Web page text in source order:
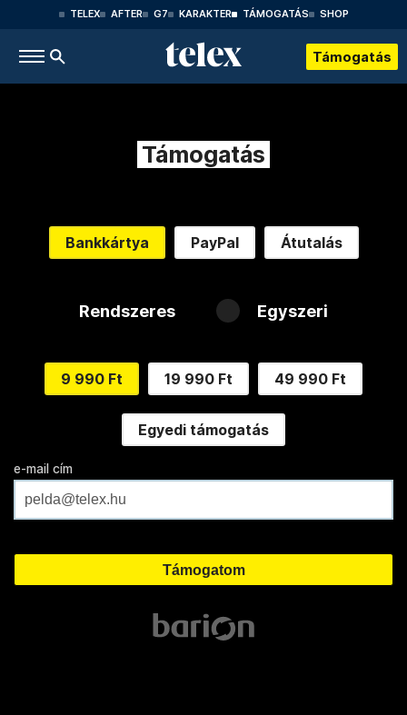
TELEX AFTER G7 KARAKTER TÁMOGATÁS SHOP
Támogatás
Támogatás
Bankkártya PayPal Átutalás
Rendszeres Egyszeri
9 990 Ft 19 990 Ft 49 990 Ft
Egyedi támogatás
e-mail cím